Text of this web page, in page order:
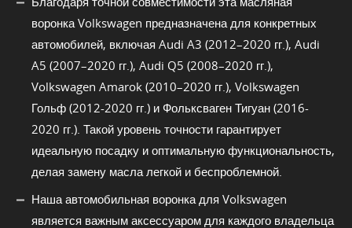
воронка Volkswagen предназначена для конкретных
автомобилей, включая Audi A3 (2012–2020 гг.), Audi
A5 (2007–2020 гг.), Audi Q5 (2008–2020 гг.),
Volkswagen Amarok (2010–2020 гг.), Volkswagen
Гольф (2012-2020 гг.) и Фольксваген Тигуан (2016-
2020 гг.). Такой уровень точности гарантирует
идеальную посадку и оптимальную функциональность,
делая замену масла легкой и беспроблемной.
Наша автомобильная воронка для Volkswagen
является важным аксессуаром для каждого владельца